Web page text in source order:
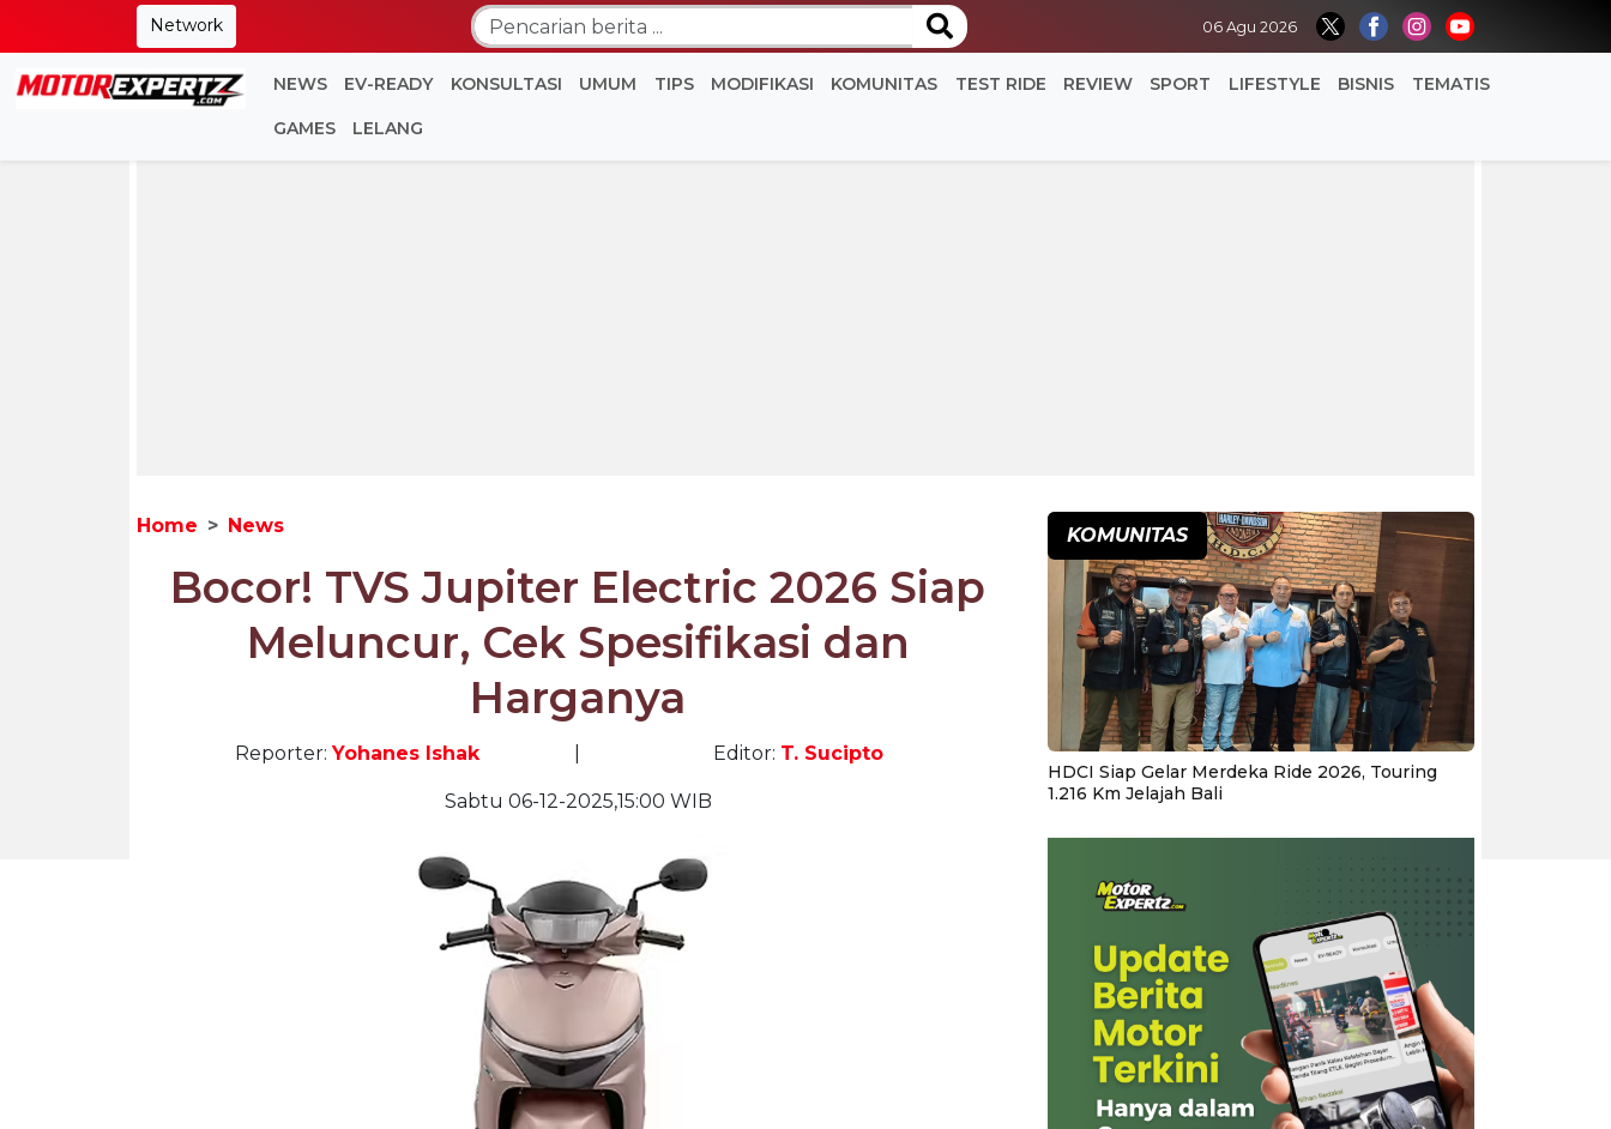
Network 06 Agu 2026
NEWS EV-READY KONSULTASI UMUM TIPS MODIFIKASI KOMUNITAS TEST RIDE REVIEW SPORT LIFESTYLE BISNIS TEMATIS
GAMES LELANG
Home News
Bocor! TVS Jupiter Electric 2026 Siap
Meluncur, Cek Spesifikasi dan
Harganya
Reporter:Yohanes Ishak Editor: T. Sucipto
Sabtu 06-12-2025,15:00 WIB
KOMUNITAS
HDCI Siap Gelar Merdeka Ride 2026, Touring
1.216 Km Jelajah Bali